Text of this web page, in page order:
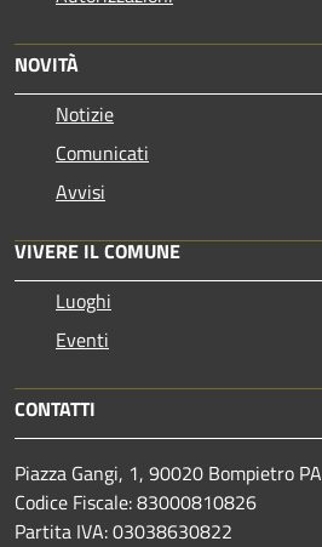
NOVITÀ
Notizie
Comunicati
Avvisi
VIVERE IL COMUNE
Luoghi
Eventi
CONTATTI
Piazza Gangi, 1, 90020 Bompietro PA
Codice Fiscale: 83000810826
Partita IVA: 03038630822